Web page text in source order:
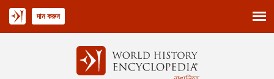
দান করুন